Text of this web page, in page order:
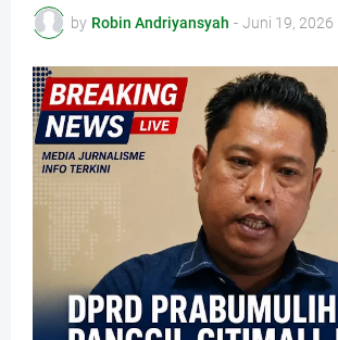
by Robin Andriyansyah - Juni 19, 2026